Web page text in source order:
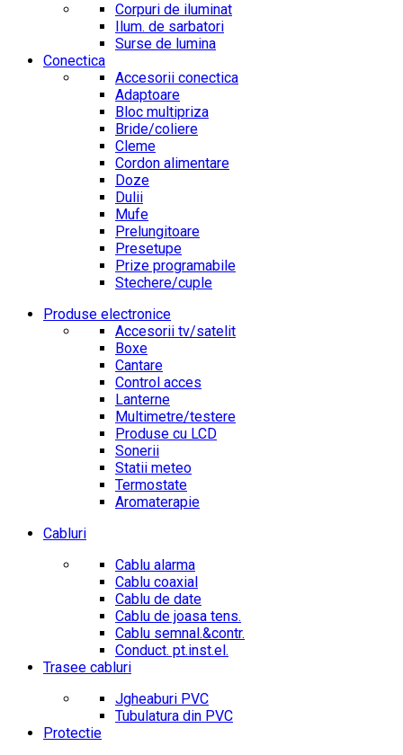
Corpuri de iluminat
Ilum. de sarbatori
Surse de lumina
Conectica
Accesorii conectica
Adaptoare
Bloc multipriza
Bride/coliere
Cleme
Cordon alimentare
Doze
Dulii
Mufe
Prelungitoare
Presetupe
Prize programabile
Stechere/cuple
Produse electronice
Accesorii tv/satelit
Boxe
Cantare
Control acces
Lanterne
Multimetre/testere
Produse cu LCD
Sonerii
Statii meteo
Termostate
Aromaterapie
Cabluri
Cablu alarma
Cablu coaxial
Cablu de date
Cablu de joasa tens.
Cablu semnal.&contr.
Conduct. pt.inst.el.
Trasee cabluri
Jgheaburi PVC
Tubulatura din PVC
Protectie